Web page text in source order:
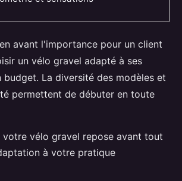
avant l'importance pour un client
un vélo gravel adapté à ses
budget. La diversité des modèles et
permettent de débuter en toute
votre vélo gravel repose avant tout
à votre pratique